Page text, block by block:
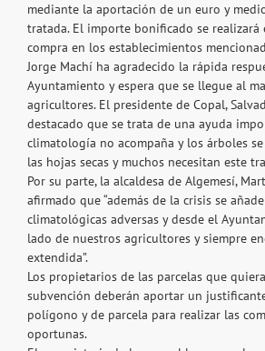
mediante la aportación de un euro y
tratada. El importe bonificado se realizará
compra en los establecimientos
Jorge Machí ha agradecido la rápida
Ayuntamiento y espera que se llegue al
agricultores. El presidente de Copal,
destacado que se trata de una ayuda
climatología no acompaña y los árboles
las hojas secas y muchos necesitan este
Por su parte, la alcaldesa de Algemesí,
afirmado que “además de la crisis se
climatológicas adversas y desde el
lado de nuestros agricultores y siempre
extendida”.
Los propietarios de las parcelas que
subvención deberán aportar un
polígono y de parcela para realizar las
oportunas.